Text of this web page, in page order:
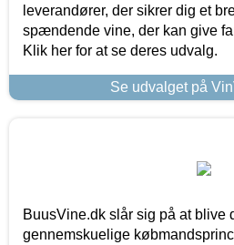
leverandører, der sikrer dig et
spændende vine, der kan give
Klik her for at se deres udvalg.
Se udvalget på
BuusVine.dk slår sig på at blive
gennemskuelige